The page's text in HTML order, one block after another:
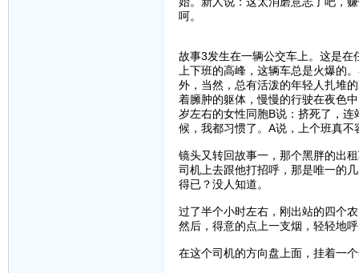
呵。
故事3发生在一辆公交车上。这是
上下班的高峰，这辆车总是火爆的
外，当然，总有活泼的年轻人扎堆
着臃肿的躯体，慢慢的行驶在夜色
岁左右的女性同胞B说：挤死了，
候，我都习惯了。A说，上个班真
镜头又转回故事一，那个黑胖的出
司机上去跟他打招呼，那是唯一的
得已？没人知道。
过了半个小时左右，刚出站的四个
然后，得意的点上一支烟，轻轻地
在这个司机的方向盘上面，挂着一